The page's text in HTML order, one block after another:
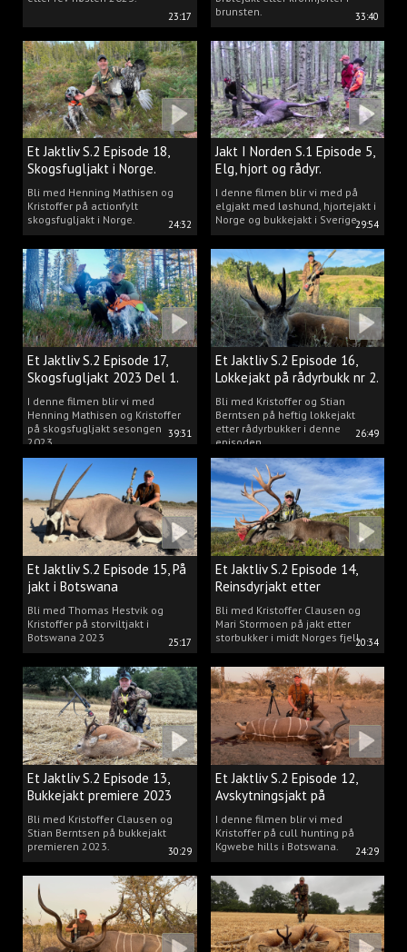
23:17 33:40
brunsten.
24:32
Et Jaktliv S.2 Episode 18,
Skogsfugljakt i Norge.
Bli med Henning Mathisen og
Kristoffer på actionfylt
skogsfugljakt i Norge.
29:54
Jakt I Norden S.1 Episode 5,
Elg, hjort og rådyr.
I denne filmen blir vi med på
elgjakt med løshund, hjortejakt i
Norge og bukkejakt i Sverige.
39:31
Et Jaktliv S.2 Episode 17,
Skogsfugljakt 2023 Del 1.
I denne filmen blir vi med
Henning Mathisen og Kristoffer
på skogsfugljakt sesongen
2023.
26:49
Et Jaktliv S.2 Episode 16,
Lokkejakt på rådyrbukk nr 2.
Bli med Kristoffer og Stian
Berntsen på heftig lokkejakt
etter rådyrbukker i denne
episoden.
25:17
Et Jaktliv S.2 Episode 15, På
jakt i Botswana
Bli med Thomas Hestvik og
Kristoffer på storviltjakt i
Botswana 2023
20:34
Et Jaktliv S.2 Episode 14,
Reinsdyrjakt etter
storbukker.
Bli med Kristoffer Clausen og
Mari Stormoen på jakt etter
storbukker i midt Norges fjell.
30:29
Et Jaktliv S.2 Episode 13,
Bukkejakt premiere 2023
Bli med Kristoffer Clausen og
Stian Berntsen på bukkejakt
premieren 2023.
24:29
Et Jaktliv S.2 Episode 12,
Avskytningsjakt på
antiloper i Botswana
I denne filmen blir vi med
Kristoffer på cull hunting på
Kgwebe hills i Botswana.